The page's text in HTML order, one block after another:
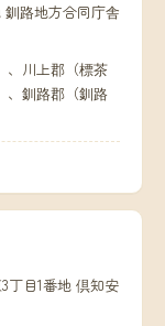
釧路地方合同庁舎
、川上郡（標茶
、釧路郡（釧路
丁目1番地 倶知安